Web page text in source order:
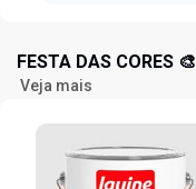
FESTA DAS CORES 🎨
Veja mais